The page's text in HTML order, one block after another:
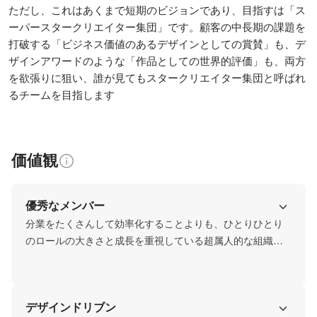
ただし、これはあくまで短期のビジョンであり、目指すは「ス
ーパースタークリエイター集団」です。顧客の中長期の課題を
打破する「ビジネス価値のあるデザインとしての賞賛」も、デ
ザインアワードのような「作品としての世界的評価」も、両方
を欲張りに狙い、誰が見てもスタークリエイター集団と呼ばれ
るチームを目指します
価値観
優秀なメンバー
分業をたくさんして効率化することよりも、ひとりひとり
のロールの大きさと成長を重視している超属人的な組織の
デザインドリブン